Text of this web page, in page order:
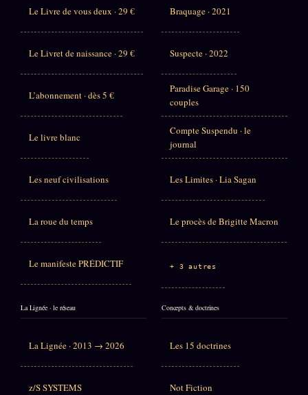
Le Livre de vous deux · 29 €
Le Livret de naissance · 29 €
L’abonnement · dès 5 €
Le livre blanc
Les neuf civilisations
La roue du temps
Le manifeste PRÉDICTIF
Braquage · 2021
Suspecte · 2022
Paradise Garage · 150
couples
Compte Suspendu · le
journal
Les Limites · Lia Sagan
Le procès de Brigitte Macron
+ 3 autres
La Lignée · le réseau
La Lignée · 2013 → 2026
z/S SYSTEMS
Concepts & doctrines
Les 15 doctrines
Not Fiction